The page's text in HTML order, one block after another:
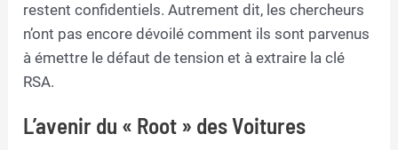
restent confidentiels. Autrement dit, les chercheurs
n’ont pas encore dévoilé comment ils sont parvenus
à émettre le défaut de tension et à extraire la clé
RSA.
L’avenir du « Root » des Voitures